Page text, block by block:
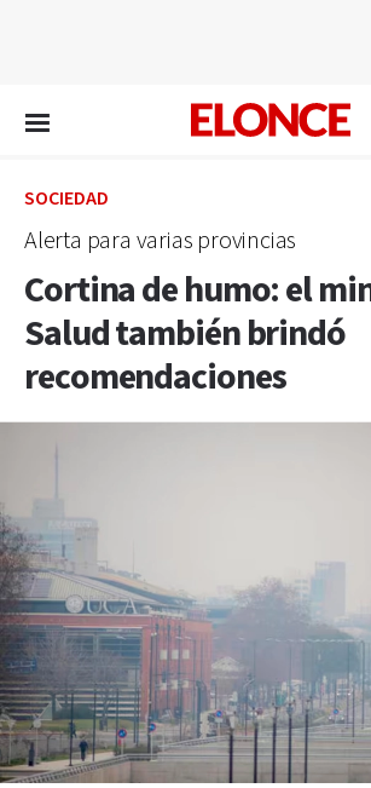
SOCIEDAD
Alerta para varias provincias
Cortina de humo: el
Salud también brindó
recomendaciones